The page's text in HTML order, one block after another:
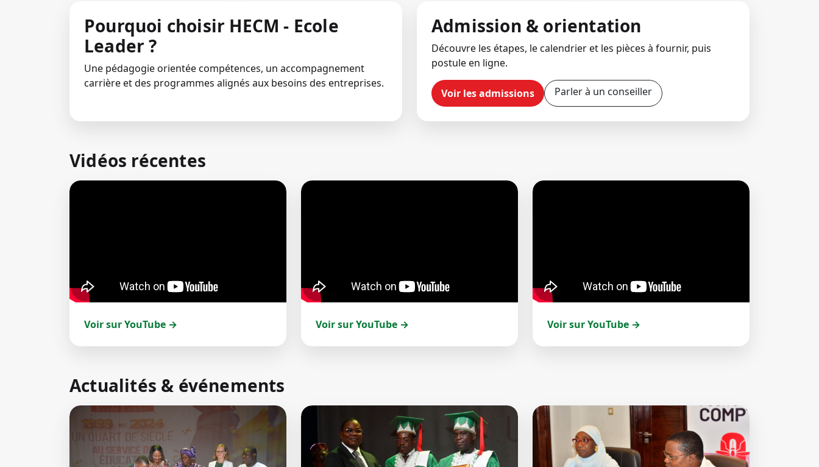
Pourquoi choisir HECM - Ecole
Leader ?
Une pédagogie orientée compétences, un accompagnement
carrière et des programmes alignés aux besoins des entreprises.
Admission & orientation
Découvre les étapes, le calendrier et les pièces à fournir, puis
postule en ligne.
Voir les admissions Parler à un conseiller
Vidéos récentes
Voir sur YouTube → Voir sur YouTube → Voir sur YouTube →
Actualités & événements